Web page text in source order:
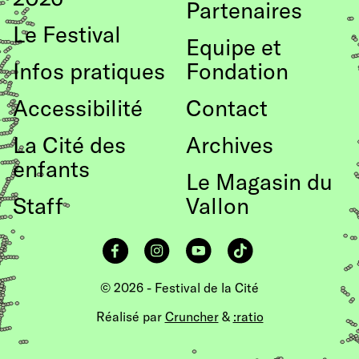
Le Festival
Infos pratiques
Accessibilité
La Cité des
enfants
Staff
Partenaires
Equipe et
Fondation
Contact
Archives
Le Magasin du
Vallon
FacebookInstagramYouTubeTikTok
© 2026 - Festival de la Cité
Réalisé par Cruncher& :ratio